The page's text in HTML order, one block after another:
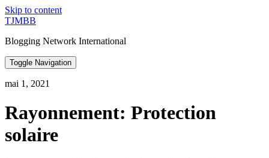
Skip to content
TJMBB
Blogging Network International
Toggle Navigation
mai 1, 2021
Rayonnement: Protection
solaire